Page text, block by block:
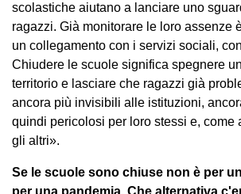
scolastiche aiutano a lanciare uno
ragazzi. Già monitorare le loro assenze
un collegamento con i servizi sociali,
Chiudere le scuole significa spegnere
territorio e lasciare che ragazzi già
ancora più invisibili alle istituzioni,
quindi pericolosi per loro stessi e, come
gli altri».
Se le scuole sono chiuse non è per